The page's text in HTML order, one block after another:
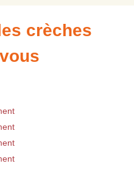
crèches